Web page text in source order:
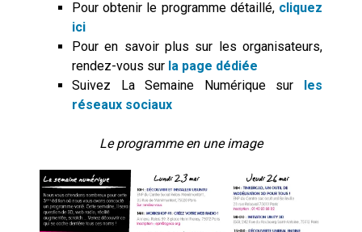
Pour obtenir le programme détaillé, cliquez
ici
Pour en savoir plus sur les organisateurs,
rendez-vous sur la page dédiée
Suivez La Semaine Numérique sur
les
réseaux sociaux
Le programme en une image